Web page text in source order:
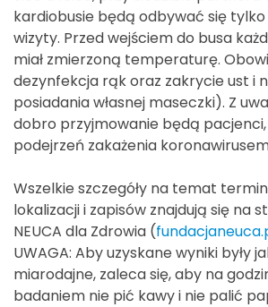
kardiobusie będą odbywać się
wizyty. Przed wejściem do busa
miał zmierzoną temperaturę.
dezynfekcja rąk oraz zakrycie ust i
posiadania własnej maseczki). Z
dobro przyjmowanie będą
podejrzeń zakażenia
Wszelkie szczegóły na temat
lokalizacji i zapisów znajdują się na
NEUCA dla Zdrowia (
UWAGA: Aby uzyskane wyniki były
miarodajne, zaleca się, aby na
badaniem nie pić kawy i nie palić